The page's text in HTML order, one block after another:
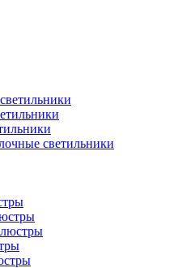
светильники